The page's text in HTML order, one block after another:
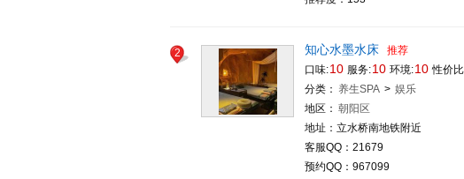
2 知心水墨水床
推荐
口味:10 服务:10 环境:10 性价
分类： 养生SPA > 娱乐
地区： 朝阳区
地址：立水桥南地铁附近
客服QQ：21679
预约QQ：967099